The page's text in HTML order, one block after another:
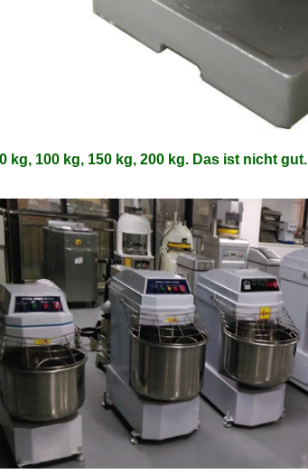
kg, 100 kg, 150 kg, 200 kg. Das ist nicht gut.